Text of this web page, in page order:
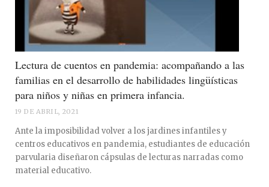
Lectura de cuentos en pandemia: acompañando a las
familias en el desarrollo de habilidades lingüísticas
para niños y niñas en primera infancia.
19 DE ABRIL, 2021
Ante la imposibilidad volver a los jardines infantiles y
centros educativos en pandemia, estudiantes de educación
parvularia diseñaron cápsulas de lecturas narradas como
material educativo.